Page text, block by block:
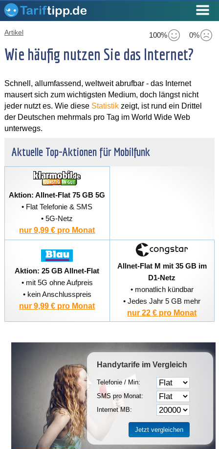
100% 0%
Artikel
Wie häufig nutzen Sie das Internet?
Schnell, allumfassend, weltweit abrufbar - das Internet
mausert sich zum wichtigsten Medium, doch längst nicht
jeder nutzt es. Wie diese Statistikzeigt, ist rund ein Drittel
der Deutschen mehrmals pro Tag im World Wide Web
unterwegs.
Aktuelle Top-Aktionen für Mobilfunk
Aktion: Allnet-Flat 75 GB 5G
• Flat Telefonie & SMS
• 5G-Netz
nur 9,99 € pro Monat
Aktion: 25 GB Allnet-Flat
• mit 5G ohne Aufpreis
• kein Anschlusspreis
nur 9,99 € pro Monat
Allnet-Flat M mit 35 GB im
D1-Netz
• monatlich kündbar
• Jedes Jahr 5 GB mehr
nur 22 € pro Monat
Handytarife im Vergleich
Telefonie / Min:
SMS pro Monat:
Internet MB: